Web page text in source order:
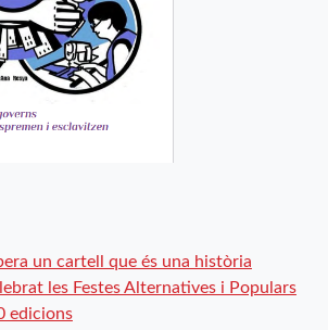
un cartell que és una història
les Festes Alternatives i Populars
edicions